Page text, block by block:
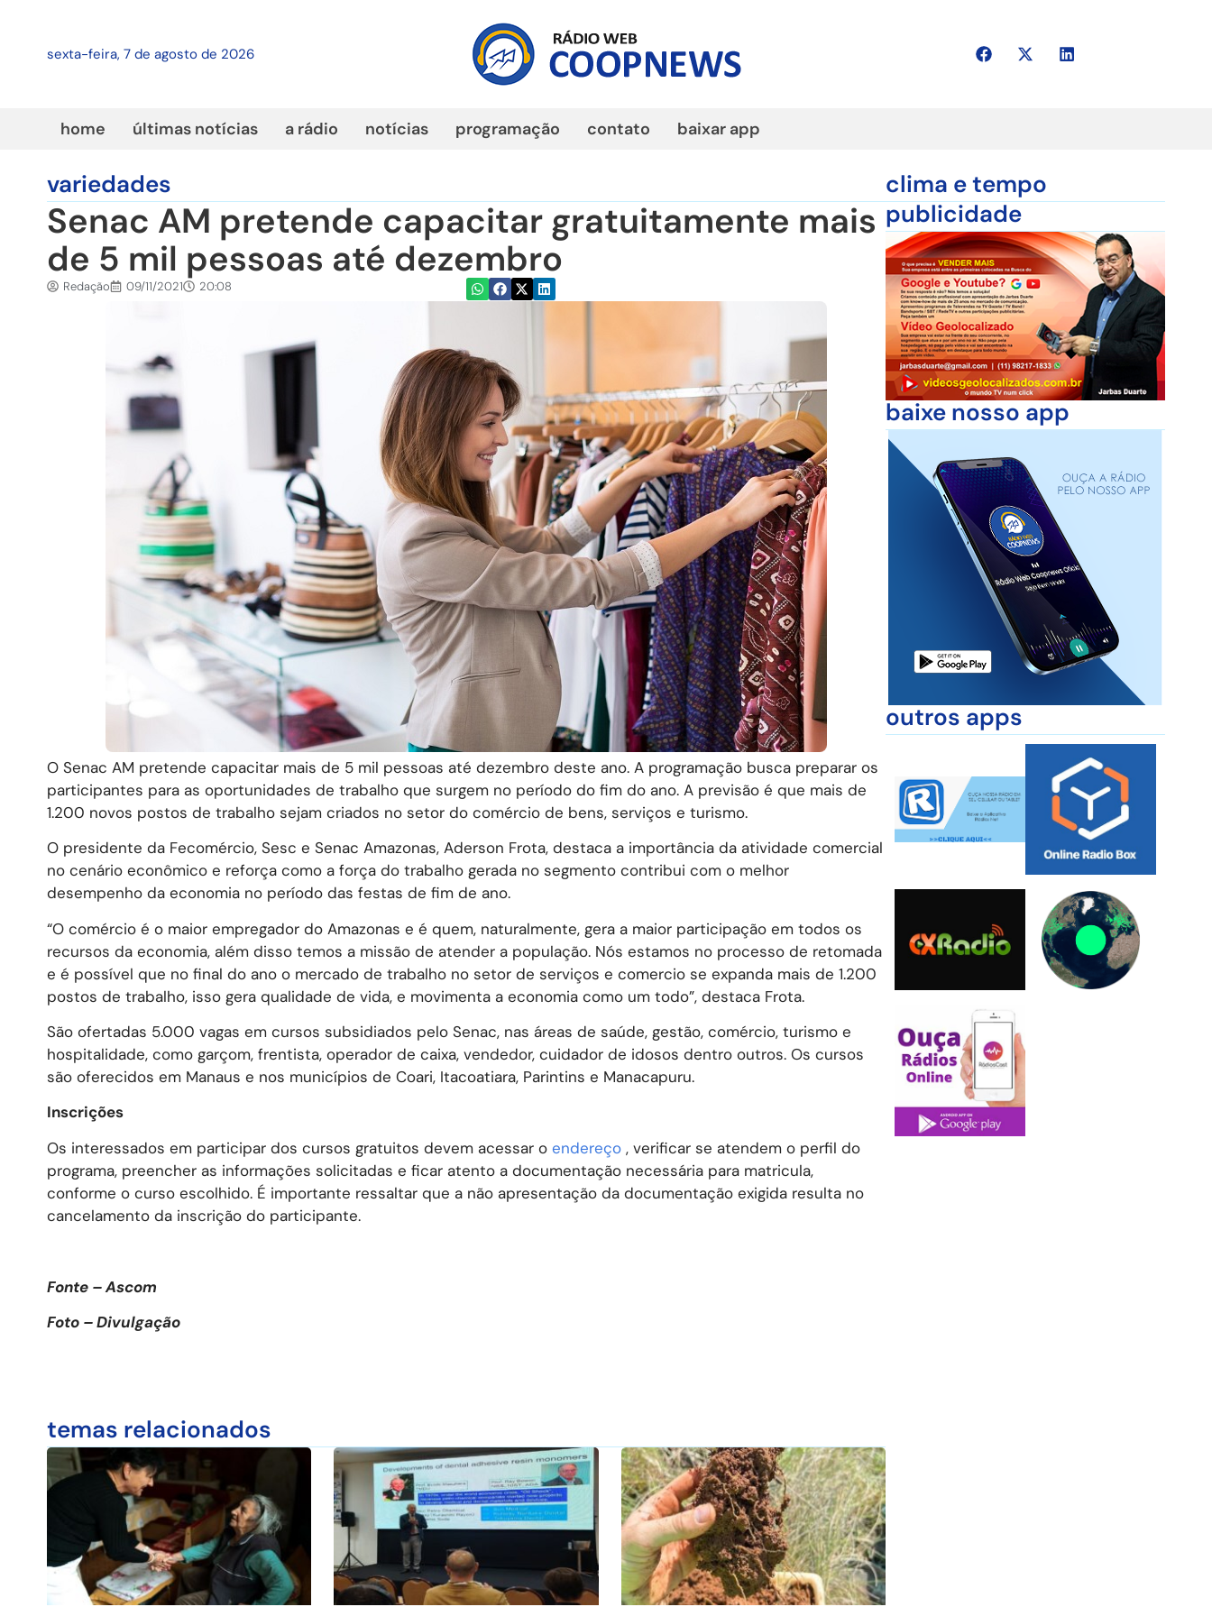
sexta-feira, 7 de agosto de 2026
home últimas notícias a rádio notícias programação contato baixar app
variedades
Senac AM pretende capacitar gratuitamente mais
de 5 mil pessoas até dezembro
Redação 09/11/2021 20:08
O Senac AM pretende capacitar mais de 5 mil pessoas até dezembro deste ano. A programação busca preparar os
participantes para as oportunidades de trabalho que surgem no período do fim do ano. A previsão é que mais de
1.200 novos postos de trabalho sejam criados no setor do comércio de bens, serviços e turismo.
O presidente da Fecomércio, Sesc e Senac Amazonas, Aderson Frota, destaca a importância da atividade comercial
no cenário econômico e reforça como a força do trabalho gerada no segmento contribui com o melhor
desempenho da economia no período das festas de fim de ano.
“O comércio é o maior empregador do Amazonas e é quem, naturalmente, gera a maior participação em todos os
recursos da economia, além disso temos a missão de atender a população. Nós estamos no processo de retomada
e é possível que no final do ano o mercado de trabalho no setor de serviços e comercio se expanda mais de 1.200
postos de trabalho, isso gera qualidade de vida, e movimenta a economia como um todo”, destaca Frota.
São ofertadas 5.000 vagas em cursos subsidiados pelo Senac, nas áreas de saúde, gestão, comércio, turismo e
hospitalidade, como garçom, frentista, operador de caixa, vendedor, cuidador de idosos dentro outros. Os cursos
são oferecidos em Manaus e nos municípios de Coari, Itacoatiara, Parintins e Manacapuru.
Inscrições
Os interessados em participar dos cursos gratuitos devem acessar o endereço , verificar se atendem o perfil do
programa, preencher as informações solicitadas e ficar atento a documentação necessária para matricula,
conforme o curso escolhido. É importante ressaltar que a não apresentação da documentação exigida resulta no
cancelamento da inscrição do participante.
Fonte – Ascom
Foto – Divulgação
temas relacionados
clima e tempo
publicidade
baixe nosso app
outros apps